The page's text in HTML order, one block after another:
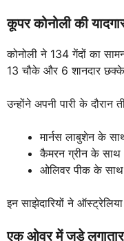
कूपर कोनोली की
कोनोली ने 134 गेंदों का
13 चौके और 6 शानदार छक्के
उन्होंने अपनी पारी के दौरान
मार्नस लाबुशेन के
कैमरन ग्रीन के
ओलिवर पीक के
इन साझेदारियों ने
एक ओवर में जड़े